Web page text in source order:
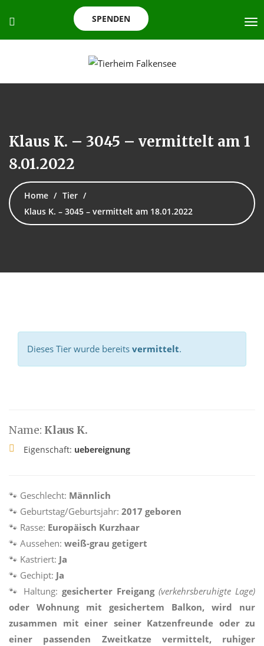
SPENDEN
Klaus K. – 3045 – vermittelt am 1
8.01.2022
Home
Tier
Klaus K. – 3045 – vermittelt am 18.01.2022
Dieses Tier wurde bereits vermittelt.
Name: Klaus K.
Eigenschaft: uebereignung
🐾 Geschlecht: Männlich
🐾 Geburtstag/Geburtsjahr: 2017 geboren
🐾 Rasse: Europäisch Kurzhaar
🐾 Aussehen: weiß-grau getigert
🐾 Kastriert: Ja
🐾 Gechipt: Ja
🐾 Haltung: gesicherter Freigang (verkehrsberuhigte Lage)
oder Wohnung mit gesichertem Balkon, wird nur
zusammen mit einer seiner Katzenfreunde oder zu
einer passenden Zweitkatze vermittelt, ruhiger